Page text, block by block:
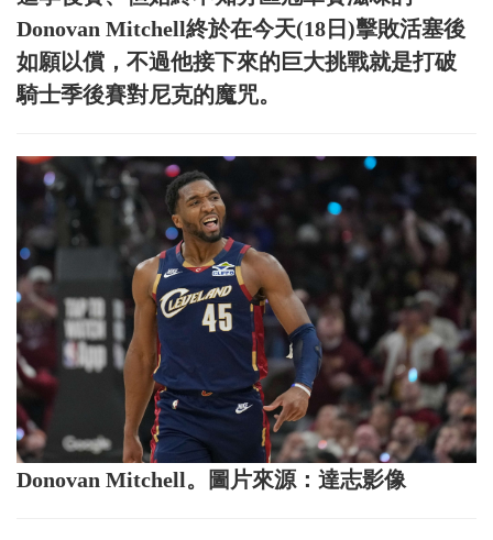
Donovan Mitchell終於在今天(18日)擊敗活塞後
如願以償，不過他接下來的巨大挑戰就是打破
騎士季後賽對尼克的魔咒。
Donovan Mitchell。圖片來源：達志影像